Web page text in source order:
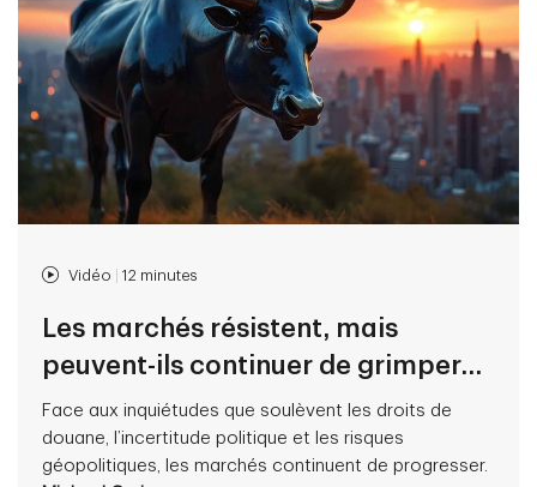
Vidéo 12 minutes
Les marchés résistent, mais
peuvent-ils continuer de grimper...
Face aux inquiétudes que soulèvent les droits de
douane, l’incertitude politique et les risques
géopolitiques, les marchés continuent de progresser.